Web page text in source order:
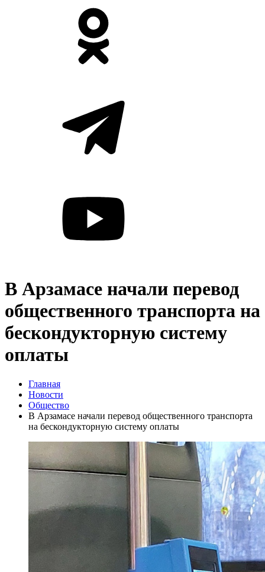
В Арзамасе начали перевод
общественного транспорта на
бескондукторную систему
оплаты
Главная
Новости
Общество
В Арзамасе начали перевод общественного транспорта
на бескондукторную систему оплаты